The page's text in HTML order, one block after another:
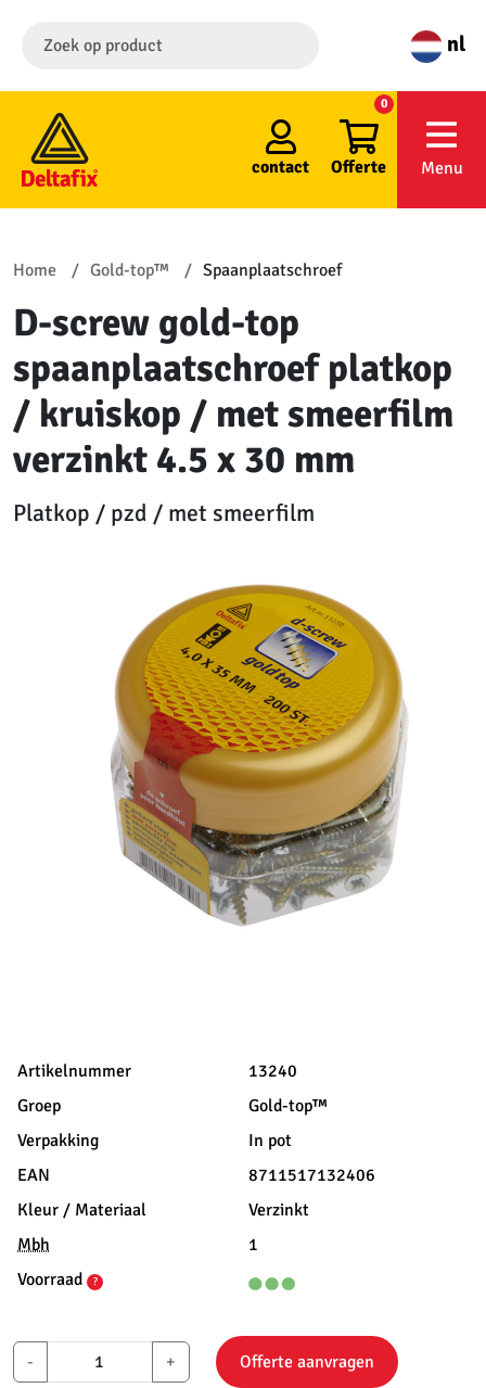
nl
contact Offerte
0
Menu
Home Gold-top™ Spaanplaatschroef
D-screw gold-top
spaanplaatschroef platkop
/ kruiskop / met smeerfilm
verzinkt 4.5 x 30 mm
Platkop / pzd / met smeerfilm
Artikelnummer
13240
Groep
Gold-top™
Verpakking
In pot
EAN
8711517132406
Kleur / Materiaal
Verzinkt
Mbh
1
Voorraad
?
- + Offerte aanvragen